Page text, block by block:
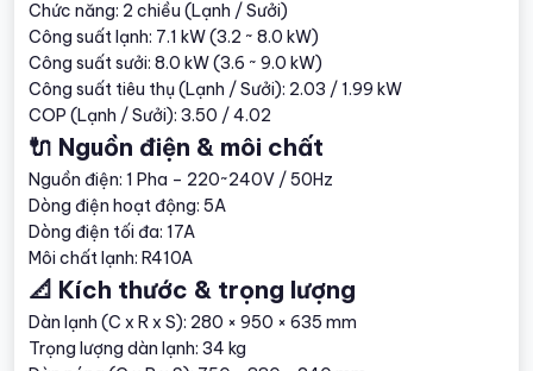
Chức năng: 2 chiều (Lạnh / Sưởi)
Công suất lạnh: 7.1 kW (3.2 ~ 8.0 kW)
Công suất sưởi: 8.0 kW (3.6 ~ 9.0 kW)
Công suất tiêu thụ (Lạnh / Sưởi): 2.03 / 1.99 kW
COP (Lạnh / Sưởi): 3.50 / 4.02
🔌 Nguồn điện & môi chất
Nguồn điện: 1 Pha – 220~240V / 50Hz
Dòng điện hoạt động: 5A
Dòng điện tối đa: 17A
Môi chất lạnh: R410A
📐 Kích thước & trọng lượng
Dàn lạnh (C x R x S): 280 × 950 × 635 mm
Trọng lượng dàn lạnh: 34 kg